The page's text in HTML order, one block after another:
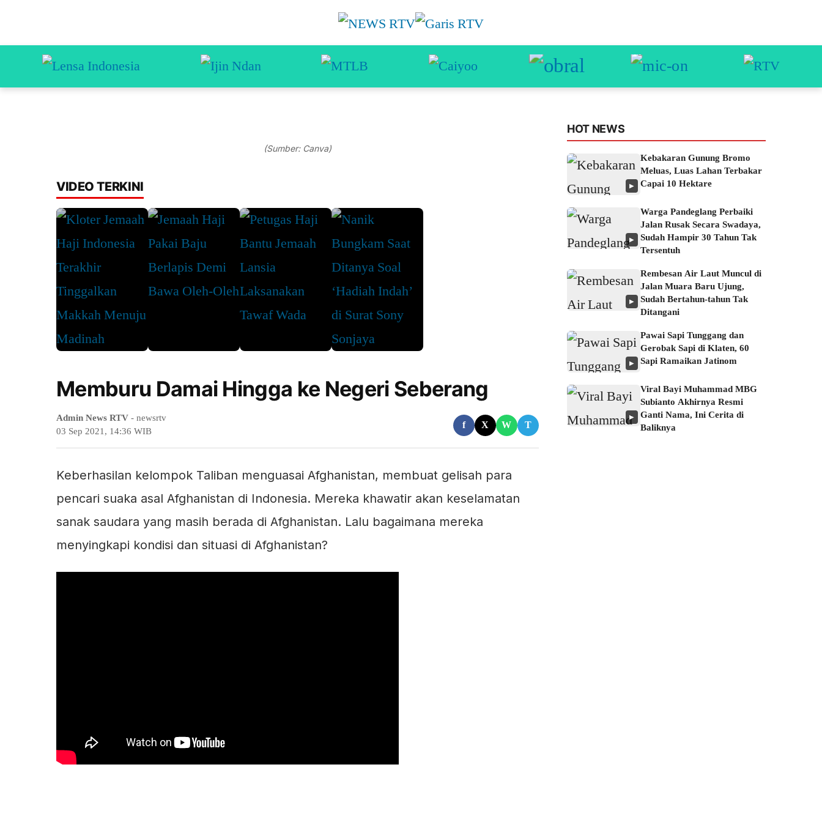
(Sumber: Canva)
VIDEO TERKINI
Memburu Damai Hingga ke Negeri Seberang
Admin News RTV - newsrtv
03 Sep 2021, 14:36 WIB
f X W T
Keberhasilan kelompok Taliban menguasai Afghanistan, membuat gelisah para
pencari suaka asal Afghanistan di Indonesia. Mereka khawatir akan keselamatan
sanak saudara yang masih berada di Afghanistan. Lalu bagaimana mereka
menyingkapi kondisi dan situasi di Afghanistan?
HOT NEWS
▶
Kebakaran Gunung Bromo
Meluas, Luas Lahan Terbakar
Capai 10 Hektare
▶
Warga Pandeglang Perbaiki
Jalan Rusak Secara Swadaya,
Sudah Hampir 30 Tahun Tak
Tersentuh
▶
Rembesan Air Laut Muncul di
Jalan Muara Baru Ujung,
Sudah Bertahun-tahun Tak
Ditangani
▶
Pawai Sapi Tunggang dan
Gerobak Sapi di Klaten, 60
Sapi Ramaikan Jatinom
▶
Viral Bayi Muhammad MBG
Subianto Akhirnya Resmi
Ganti Nama, Ini Cerita di
Baliknya